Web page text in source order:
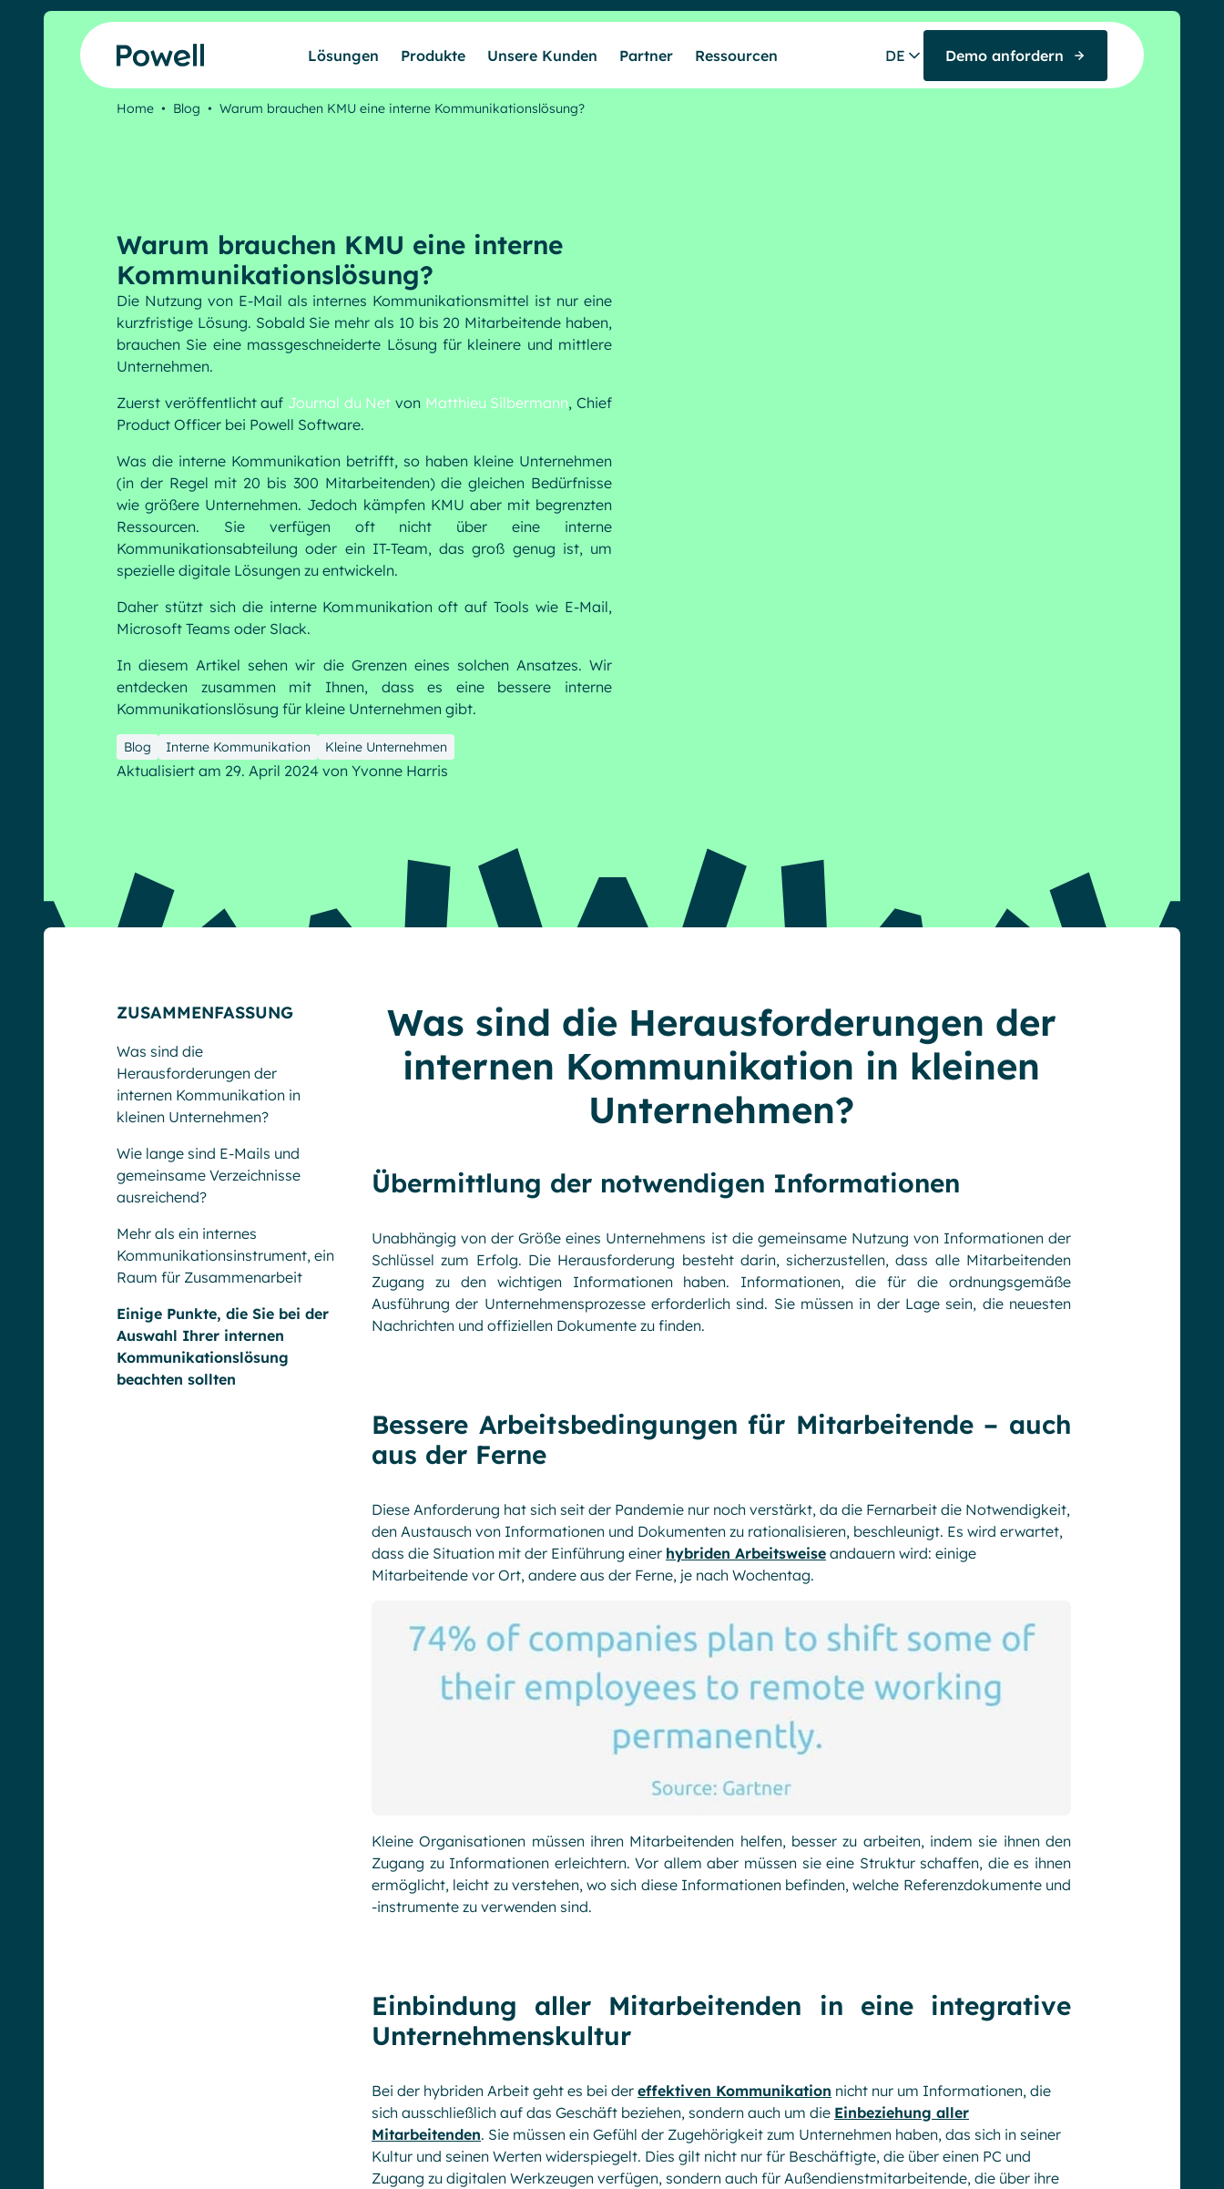
Skip to content
Lösungen Produkte Unsere Kunden Partner Ressourcen
Partner
Ressourcen
FrançaisDeutsch
DE Demo anfordern
Home • Blog • Warum brauchen KMU eine interne Kommunikationslösung?
Warum brauchen KMU eine interne
Kommunikationslösung?
Die Nutzung von E-Mail als internes Kommunikationsmittel ist nur eine
kurzfristige Lösung. Sobald Sie mehr als 10 bis 20 Mitarbeitende haben,
brauchen Sie eine massgeschneiderte Lösung für kleinere und mittlere
Unternehmen.
Zuerst veröffentlicht auf Journal du Net von Matthieu Silbermann, Chief
Product Officer bei Powell Software.
Was die interne Kommunikation betrifft, so haben kleine Unternehmen
(in der Regel mit 20 bis 300 Mitarbeitenden) die gleichen Bedürfnisse
wie größere Unternehmen. Jedoch kämpfen KMU aber mit begrenzten
Ressourcen. Sie verfügen oft nicht über eine interne
Kommunikationsabteilung oder ein IT-Team, das groß genug ist, um
spezielle digitale Lösungen zu entwickeln.
Daher stützt sich die interne Kommunikation oft auf Tools wie E-Mail,
Microsoft Teams oder Slack.
In diesem Artikel sehen wir die Grenzen eines solchen Ansatzes. Wir
entdecken zusammen mit Ihnen, dass es eine bessere interne
Kommunikationslösung für kleine Unternehmen gibt.
Blog Interne Kommunikation Kleine Unternehmen
Aktualisiert am 29. April 2024 von Yvonne Harris
ZUSAMMENFASSUNG
Was sind die
Herausforderungen der
internen Kommunikation in
kleinen Unternehmen?
Wie lange sind E-Mails und
gemeinsame Verzeichnisse
ausreichend?
Mehr als ein internes
Kommunikationsinstrument, ein
Raum für Zusammenarbeit
Einige Punkte, die Sie bei der
Auswahl Ihrer internen
Kommunikationslösung
beachten sollten
Was sind die Herausforderungen der
internen Kommunikation in kleinen
Unternehmen?
Übermittlung der notwendigen Informationen
Unabhängig von der Größe eines Unternehmens ist die gemeinsame Nutzung von Informationen der
Schlüssel zum Erfolg. Die Herausforderung besteht darin, sicherzustellen, dass alle Mitarbeitenden
Zugang zu den wichtigen Informationen haben. Informationen, die für die ordnungsgemäße
Ausführung der Unternehmensprozesse erforderlich sind. Sie müssen in der Lage sein, die neuesten
Nachrichten und offiziellen Dokumente zu finden.
Bessere Arbeitsbedingungen für Mitarbeitende – auch
aus der Ferne
Diese Anforderung hat sich seit der Pandemie nur noch verstärkt, da die Fernarbeit die Notwendigkeit,
den Austausch von Informationen und Dokumenten zu rationalisieren, beschleunigt. Es wird erwartet,
dass die Situation mit der Einführung einer hybriden Arbeitsweise andauern wird: einige
Mitarbeitende vor Ort, andere aus der Ferne, je nach Wochentag.
Kleine Organisationen müssen ihren Mitarbeitenden helfen, besser zu arbeiten, indem sie ihnen den
Zugang zu Informationen erleichtern. Vor allem aber müssen sie eine Struktur schaffen, die es ihnen
ermöglicht, leicht zu verstehen, wo sich diese Informationen befinden, welche Referenzdokumente und
-instrumente zu verwenden sind.
Einbindung aller Mitarbeitenden in eine integrative
Unternehmenskultur
Bei der hybriden Arbeit geht es bei der effektiven Kommunikation nicht nur um Informationen, die
sich ausschließlich auf das Geschäft beziehen, sondern auch um die Einbeziehung aller
Mitarbeitenden. Sie müssen ein Gefühl der Zugehörigkeit zum Unternehmen haben, das sich in seiner
Kultur und seinen Werten widerspiegelt. Dies gilt nicht nur für Beschäftigte, die über einen PC und
Zugang zu digitalen Werkzeugen verfügen, sondern auch für Außendienstmitarbeitende, die über ihre